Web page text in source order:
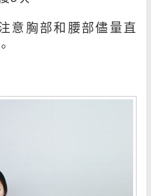
胸部和腰部儘量直